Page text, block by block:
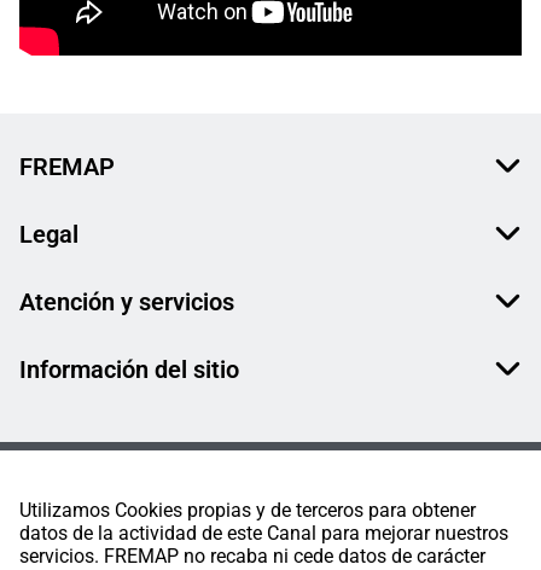
Utilizamos Cookies propias y de terceros para obtener
datos de la actividad de este Canal para mejorar nuestros
servicios. FREMAP no recaba ni cede datos de carácter
FREMAP
Legal
Atención y servicios
Información del sitio